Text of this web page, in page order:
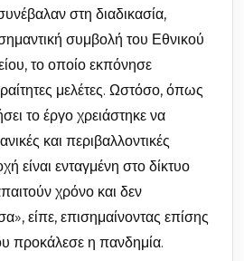
στη διαδικασία,
συμβολή του Εθνικού
το οποίο εκπόνησε
μελέτες. Ωστόσο, όπως
το έργο χρειάστηκε να
και περιβαλλοντικές
είναι ενταγμένη στο δίκτυο
χρόνο και δεν
είπε, επισημαίνοντας επίσης
προκάλεσε η πανδημία.